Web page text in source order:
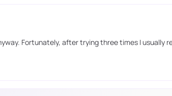
Fortunately, after trying three times I usually